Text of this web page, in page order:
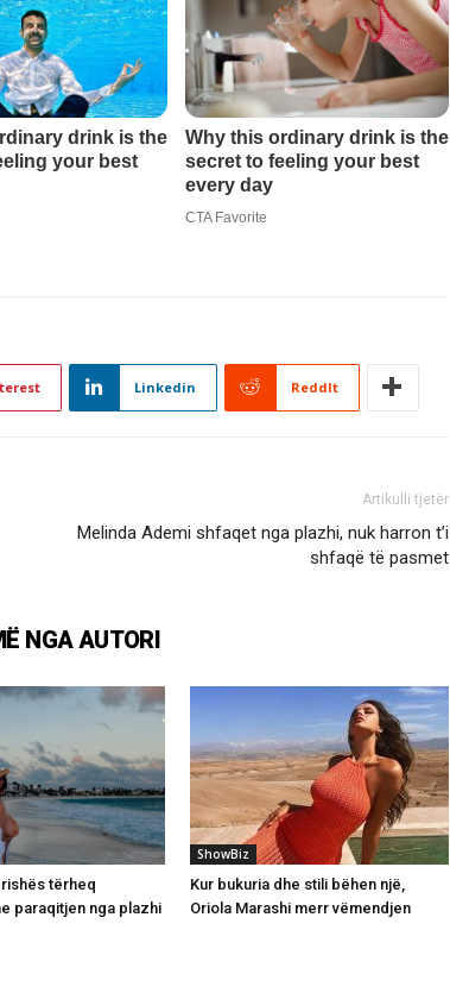
Linkedin ReddIt
Artikulli tjetër
Melinda Ademi shfaqet nga plazhi, nuk harron t’i
shfaqë të pasmet
NGA AUTORI
tërheq
paraqitjen nga plazhi
ShowBiz
Kur bukuria dhe stili bëhen një,
Oriola Marashi merr vëmendjen